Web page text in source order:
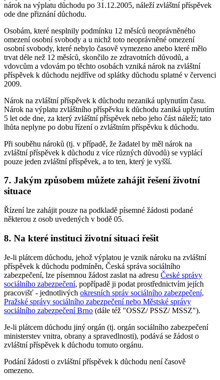
nárok na výplatu důchodu po 31.12.2005, náleží zvláštní příspěvek
ode dne přiznání důchodu.
Osobám, které nesplnily podmínku 12 měsíců neoprávněného
omezení osobní svobody a u nichž toto neoprávněné omezení
osobní svobody, které nebylo časově vymezeno anebo které mělo
trvat déle než 12 měsíců, skončilo ze zdravotních důvodů, a
vdovcům a vdovám po těchto osobách vzniká nárok na zvláštní
příspěvek k důchodu nejdříve od splátky důchodu splatné v červenci
2009.
Nárok na zvláštní příspěvek k důchodu nezaniká uplynutím času.
Nárok na výplatu zvláštního příspěvku k důchodu zaniká uplynutím
5 let ode dne, za který zvláštní příspěvek nebo jeho část náleží; tato
lhůta neplyne po dobu řízení o zvláštním příspěvku k důchodu.
Při souběhu nároků (tj. v případě, že žadatel by měl nárok na
zvláštní příspěvek k důchodu z více různých důvodů) se vyplácí
pouze jeden zvláštní příspěvek, a to ten, který je vyšší.
7. Jakým způsobem můžete zahájit řešení životní
situace
Řízení lze zahájit pouze na podkladě písemné žádosti podané
některou z osob uvedených v bodě 05.
8. Na které instituci životní situaci řešit
Je-li plátcem důchodu, jehož výplatou je vznik nároku na zvláštní
příspěvek k důchodu podmíněn, Česká správa sociálního
zabezpečení, lze písemnou žádost zaslat na adresu České správy
sociálního zabezpečení, popřípadě ji podat prostřednictvím jejích
pracovišť - jednotlivých okresních správ sociálního zabezpečení,
Pražské správy sociálního zabezpečení nebo Městské správy
sociálního zabezpečení Brno (dále též "OSSZ/ PSSZ/ MSSZ").
Je-li plátcem důchodu jiný orgán (tj. orgán sociálního zabezpečení
ministerstev vnitra, obrany a spravedlnosti), podává se žádost o
zvláštní příspěvek k důchodu tomuto orgánu.
Podání žádosti o zvláštní příspěvek k důchodu není časově
omezeno.